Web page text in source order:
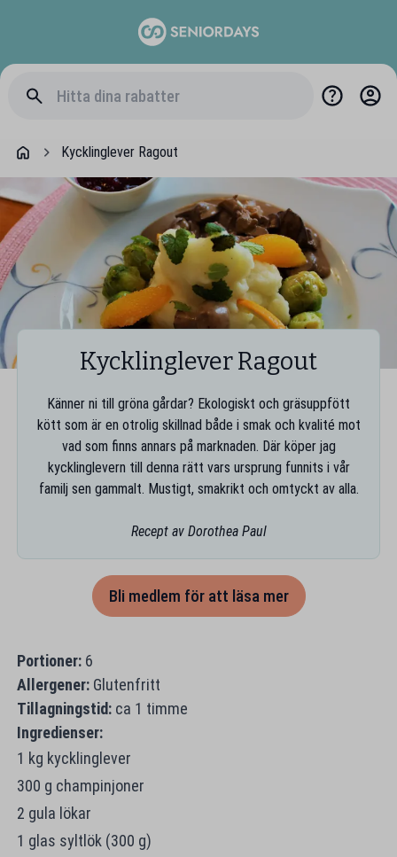
Kycklinglever Ragout
Kycklinglever Ragout
Känner ni till gröna gårdar? Ekologiskt och gräsuppfött
kött som är en otrolig skillnad både i smak och kvalité mot
vad som finns annars på marknaden. Där köper jag
kycklinglevern till denna rätt vars ursprung funnits i vår
familj sen gammalt. Mustigt, smakrikt och omtyckt av alla.
Recept av Dorothea Paul
Bli medlem för att läsa mer
Portioner: 6
Allergener: Glutenfritt
Tillagningstid: ca 1 timme
Ingredienser:
1 kg kycklinglever
300 g champinjoner
2 gula lökar
1 glas syltlök (300 g)